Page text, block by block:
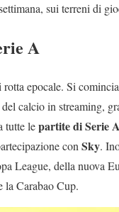
sui terreni di
A
epocale. Si
calcio in streaming,
tutte lepartite di Serie A
conSky.
League, della nuova
la Carabao Cup.